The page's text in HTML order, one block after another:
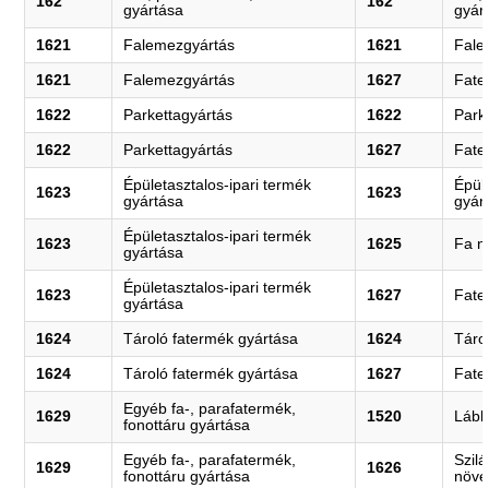
gyártása
1621 Falemezgyártás 1621
1621 Falemezgyártás 1627
1622 Parkettagyártás 1622
1622 Parkettagyártás 1627
1623
Épületasztalos-ipari termék
gyártása
1623
1623
Épületasztalos-ipari termék
gyártása
1625 Fa
1623
Épületasztalos-ipari termék
gyártása
1627
1624 Tároló fatermék gyártása 1624
1624 Tároló fatermék gyártása 1627
1629
Egyéb fa-, parafatermék,
fonottáru gyártása
1520
1629
Egyéb fa-, parafatermék,
fonottáru gyártása
1626